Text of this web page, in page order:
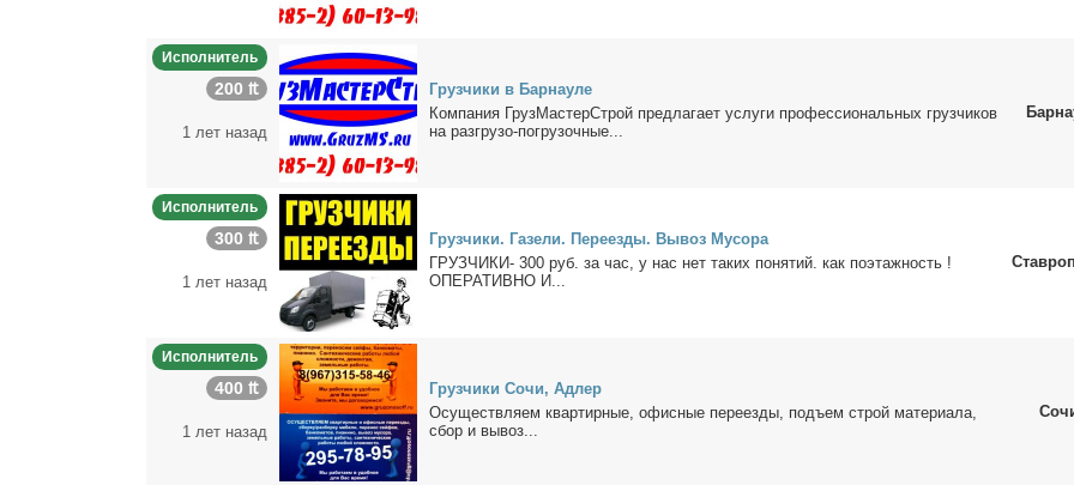
Исполнитель
200 ₶
1 лет назад
Груз­чи­ки в Бар­нау­ле
Ком­па­ния ГрузМастерСтрой пред­ла­га­ет услу­ги про­фес­сио­наль­ных груз­чи­ков
на раз­гру­зо-по­гру­зоч­ные...
Исполнитель
300 ₶
1 лет назад
Груз­чи­ки. Га­зе­ли. Пе­ре­ез­ды. Вы­воз Му­со­ра
ГРУЗЧИКИ- 300 руб. за час, у нас нет та­ких по­ня­тий. как по­этаж­ность !
ОПЕРАТИВНО И...
Исполнитель
400 ₶
1 лет назад
Груз­чи­ки Со­чи, Адлер
Осу­ществ­ля­ем квар­тир­ные, офис­ные пе­ре­ез­ды, подъ­ем строй ма­те­ри­а­ла,
сбор и вы­воз...